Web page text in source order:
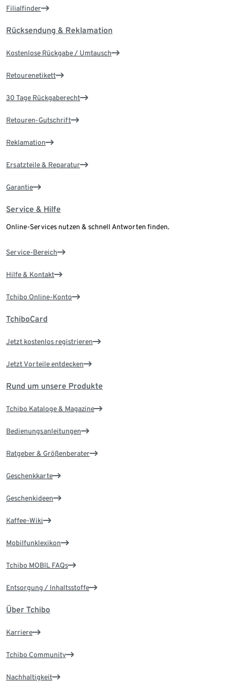
Filialfinder
Rücksendung & Reklamation
Kostenlose Rückgabe / Umtausch
Retourenetikett
30 Tage Rückgaberecht
Retouren-Gutschrift
Reklamation
Ersatzteile & Reparatur
Garantie
Service & Hilfe
Online-Services nutzen & schnell Antworten finden.
Service-Bereich
Hilfe & Kontakt
Tchibo Online-Konto
TchiboCard
Jetzt kostenlos registrieren
Jetzt Vorteile entdecken
Rund um unsere Produkte
Tchibo Kataloge & Magazine
Bedienungsanleitungen
Ratgeber & Größenberater
Geschenkkarte
Geschenkideen
Kaffee-Wiki
Mobilfunklexikon
Tchibo MOBIL FAQs
Entsorgung / Inhaltsstoffe
Über Tchibo
Karriere
Tchibo Community
Nachhaltigkeit